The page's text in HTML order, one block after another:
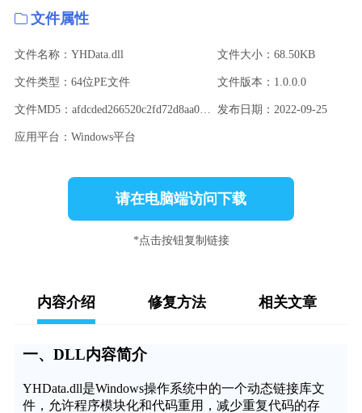
文件属性
文件名称：YHData.dll 文件大小：68.50KB
文件类型：64位PE文件 文件版本：1.0.0.0
文件MD5：afdcded266520c2fd72d8aa0d726009e 发布日期：2022-09-25
应用平台：Windows平台
请在电脑端访问下载
*点击按钮复制链接
内容介绍 修复方法 相关文章
一、DLL内容简介
YHData.dll是Windows操作系统中的一个动态链接库文
件，允许程序模块化和代码重用，减少重复代码的存